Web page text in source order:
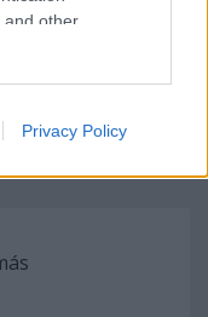
and other
Privacy Policy